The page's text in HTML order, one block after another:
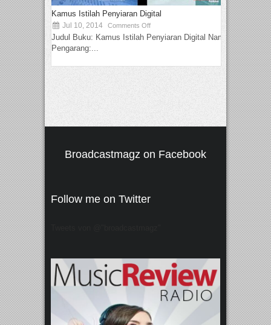
Kamus Istilah Penyiaran Digital
Jul 10, 2014 Comments Off
Judul Buku: Kamus Istilah Penyiaran Digital Nama
Pengarang:...
Broadcastmagz on Facebook
Follow me on Twitter